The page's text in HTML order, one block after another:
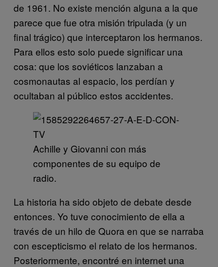
de 1961. No existe mención alguna a la que
parece que fue otra misión tripulada (y un
final trágico) que interceptaron los hermanos.
Para ellos esto solo puede significar una
cosa: que los soviéticos lanzaban a
cosmonautas al espacio, los perdían y
ocultaban al público estos accidentes.
Achille y Giovanni con más
componentes de su equipo de
radio.
La historia ha sido objeto de debate desde
entonces. Yo tuve conocimiento de ella a
través de un hilo de Quora en que se narraba
con escepticismo el relato de los hermanos.
Posteriormente, encontré en internet una